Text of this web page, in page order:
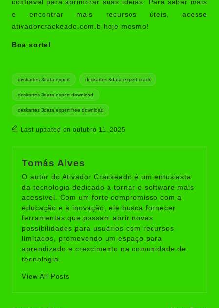
confiável para aprimorar suas ideias. Para saber mais
e encontrar mais recursos úteis, acesse
ativadorcrackeado.com.b hoje mesmo!
Boa sorte!
Tags:
deskartes 3data expert deskartes 3data expert crack
deskartes 3data expert download
deskartes 3data expert free download
Last updated on outubro 11, 2025
Tomás Alves
O autor do Ativador Crackeado é um entusiasta
da tecnologia dedicado a tornar o software mais
acessível. Com um forte compromisso com a
educação e a inovação, ele busca fornecer
ferramentas que possam abrir novas
possibilidades para usuários com recursos
limitados, promovendo um espaço para
aprendizado e crescimento na comunidade de
tecnologia.
View All Posts